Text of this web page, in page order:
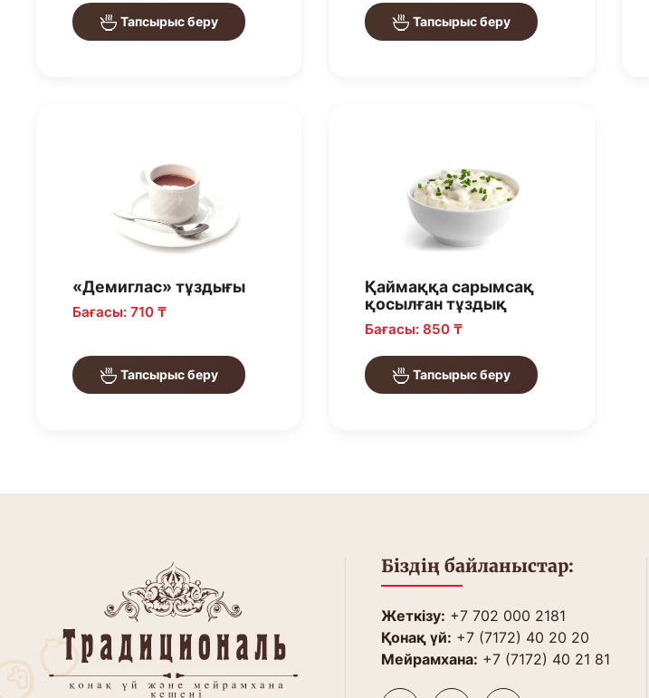
Тапсырыс беру Тапсырыс беру
«Демиглас» тұздығы
Бағасы: 710 ₸
Тапсырыс беру
Қаймаққа сарымсақ
қосылған тұздық
Бағасы: 850 ₸
Тапсырыс беру
Біздің байланыстар:
Жеткізу: +7 702 000 2181
Қонақ үй: +7 (7172) 40 20 20
Мейрамхана: +7 (7172) 40 21 81